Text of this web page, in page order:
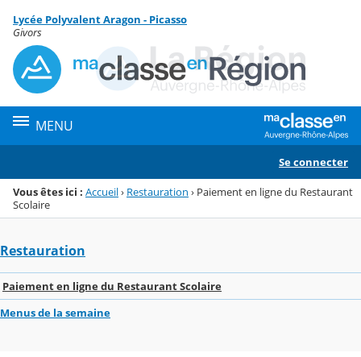
Menu de la rubrique
Contenu
Lycée Polyvalent Aragon - Picasso
Givors
MENU
Se connecter
Vous êtes ici : Accueil› Restauration › Paiement en ligne du Restaurant
Scolaire
Restauration
Paiement en ligne du Restaurant Scolaire
Menus de la semaine